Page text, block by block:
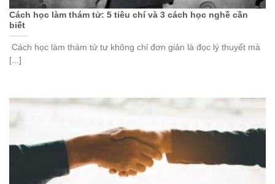
Cách học làm thám tử: 5 tiêu chí và 3 cách học nghề cần
biết
Cách học làm thám tử tư không chỉ đơn giản là đọc lý thuyết mà
[...]